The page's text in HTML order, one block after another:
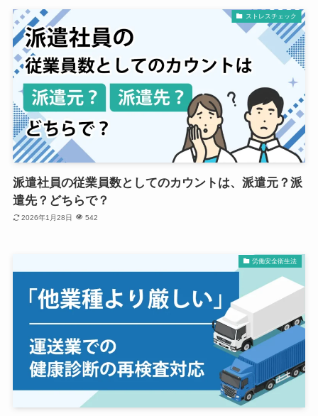
ストレスチェック
派遣社員の従業員数としてのカウントは、派遣元？派
遣先？どちらで？
2026年1月28日 542
労働安全衛生法